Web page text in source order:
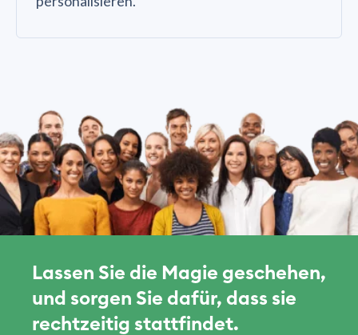
Lassen Sie die Magie geschehen,
und sorgen Sie dafür, dass sie
rechtzeitig stattfindet.